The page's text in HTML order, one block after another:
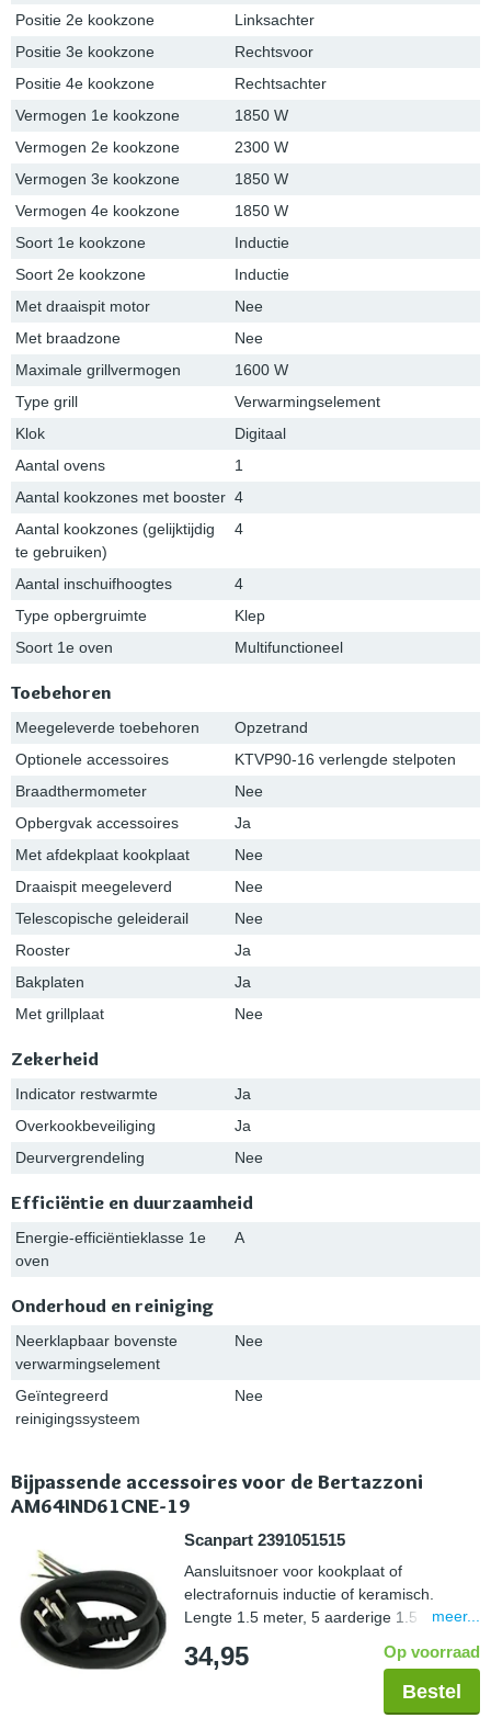
Positie 2e kookzone
Linksachter
Positie 3e kookzone
Rechtsvoor
Positie 4e kookzone
Rechtsachter
Vermogen 1e kookzone
1850 W
Vermogen 2e kookzone
2300 W
Vermogen 3e kookzone
1850 W
Vermogen 4e kookzone
1850 W
Soort 1e kookzone
Inductie
Soort 2e kookzone
Inductie
Met draaispit motor
Nee
Met braadzone
Nee
Maximale grillvermogen
1600 W
Type grill
Verwarmingselement
Klok
Digitaal
Aantal ovens
1
Aantal kookzones met booster 4
Aantal kookzones (gelijktijdig
te gebruiken)
4
Aantal inschuifhoogtes
4
Type opbergruimte
Klep
Soort 1e oven
Multifunctioneel
Toebehoren
Meegeleverde toebehoren
Opzetrand
Optionele accessoires
KTVP90-16 verlengde stelpoten
Braadthermometer
Nee
Opbergvak accessoires
Ja
Met afdekplaat kookplaat
Nee
Draaispit meegeleverd
Nee
Telescopische geleiderail
Nee
Rooster
Ja
Bakplaten
Ja
Met grillplaat
Nee
Zekerheid
Indicator restwarmte
Ja
Overkookbeveiliging
Ja
Deurvergrendeling
Nee
Efficiëntie en duurzaamheid
Energie-efficiëntieklasse 1e
oven
A
Onderhoud en reiniging
Neerklapbaar bovenste
verwarmingselement
Nee
Geïntegreerd
reinigingssysteem
Nee
Bijpassende accessoires voor de Bertazzoni
AM64IND61CNE-19
Scanpart 2391051515
Aansluitsnoer voor kookplaat of
electrafornuis inductie of keramisch.
Lengte 1.5 meter, 5 aarderige 1.5 mm2,
meer...
34,95 Op voorraad
Bestel